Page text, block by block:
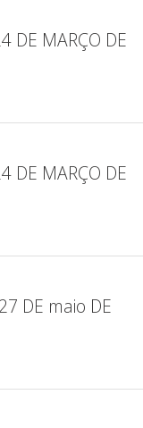
DE MARÇO DE
DE MARÇO DE
DE maio DE